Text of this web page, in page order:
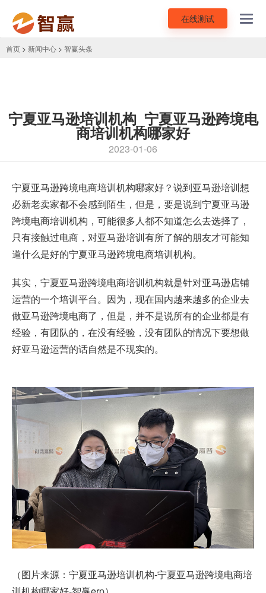
在线测试
首页 > 新闻中心 > 智赢头条
宁夏亚马逊培训机构_宁夏亚马逊跨境电
商培训机构哪家好
2023-01-06
宁夏亚马逊跨境电商培训机构哪家好？说到亚马逊培训想
必新老卖家都不会感到陌生，但是，要是说到宁夏亚马逊
跨境电商培训机构，可能很多人都不知道怎么去选择了，
只有接触过电商，对亚马逊培训有所了解的朋友才可能知
道什么是好的宁夏亚马逊跨境电商培训机构。
其实，宁夏亚马逊跨境电商培训机构就是针对亚马逊店铺
运营的一个培训平台。因为，现在国内越来越多的企业去
做亚马逊跨境电商了，但是，并不是说所有的企业都是有
经验，有团队的，在没有经验，没有团队的情况下要想做
好亚马逊运营的话自然是不现实的。
（图片来源：宁夏亚马逊培训机构-宁夏亚马逊跨境电商培